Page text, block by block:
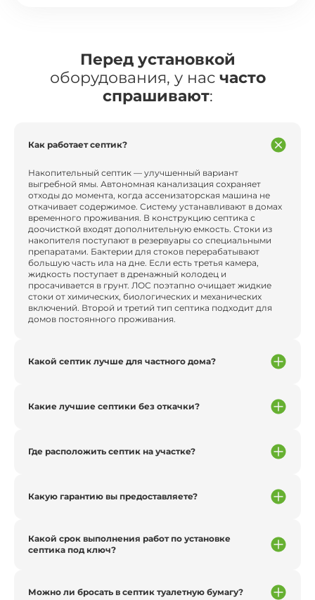
Перед установкой
оборудования, у нас часто
спрашивают:
Как работает септик?
Накопительный септик — улучшенный вариант
выгребной ямы. Автономная канализация сохраняет
отходы до момента, когда ассенизаторская машина не
откачивает содержимое. Систему устанавливают в домах
временного проживания. В конструкцию септика с
доочисткой входят дополнительную емкость. Стоки из
накопителя поступают в резервуары со специальными
препаратами. Бактерии для стоков перерабатывают
большую часть ила на дне. Если есть третья камера,
жидкость поступает в дренажный колодец и
просачивается в грунт. ЛОС поэтапно очищает жидкие
стоки от химических, биологических и механических
включений. Второй и третий тип септика подходит для
домов постоянного проживания.
Какой септик лучше для частного дома?
Какие лучшие септики без откачки?
Где расположить септик на участке?
Какую гарантию вы предоставляете?
Какой срок выполнения работ по установке
септика под ключ?
Можно ли бросать в септик туалетную бумагу?